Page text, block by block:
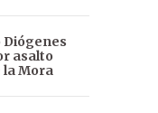
Diógenes
asalto
la Mora